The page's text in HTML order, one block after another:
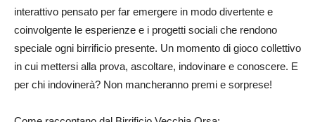
interattivo pensato per far emergere in modo divertente e
coinvolgente le esperienze e i progetti sociali che rendono
speciale ogni birrificio presente. Un momento di gioco collettivo
in cui mettersi alla prova, ascoltare, indovinare e conoscere. E
per chi indovinerà? Non mancheranno premi e sorprese!